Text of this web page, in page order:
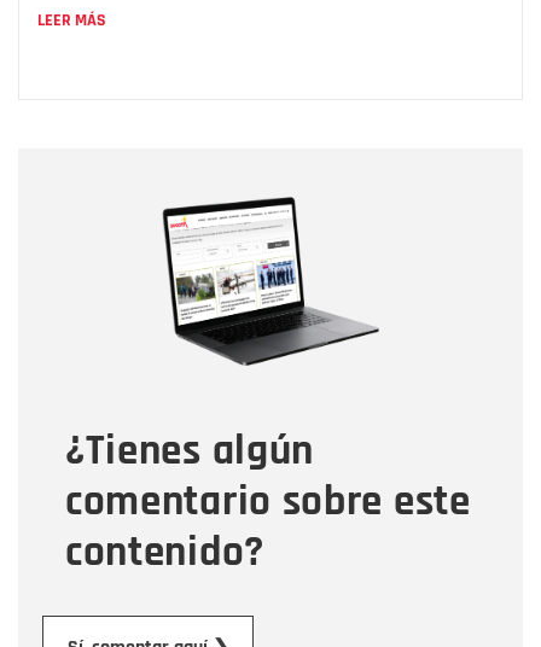
LEER MÁS
¿Tienes algún
comentario sobre este
contenido?
Correo electrónico
Tipo de comentario
Mensaje